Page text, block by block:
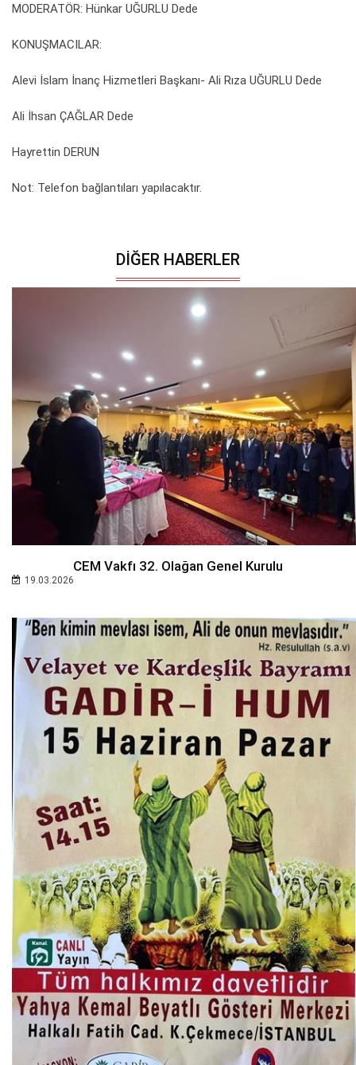
MODERATÖR: Hünkar UĞURLU Dede
KONUŞMACILAR:
Alevi İslam İnanç Hizmetleri Başkanı- Ali Rıza UĞURLU Dede
Ali İhsan ÇAĞLAR Dede
Hayrettin DERUN
Not: Telefon bağlantıları yapılacaktır.
DIĞER HABERLER
CEM Vakfı 32. Olağan Genel Kurulu
19.03.2026